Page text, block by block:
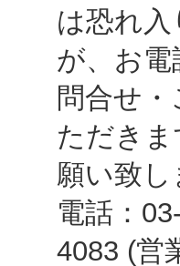
は恐れ
が、お
問合せ
ただき
願い致
電話：
4083 (営